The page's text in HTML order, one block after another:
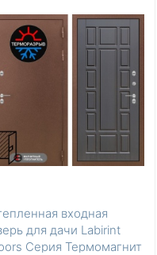
входная
для дачи Labirint
Серия Термомагнит